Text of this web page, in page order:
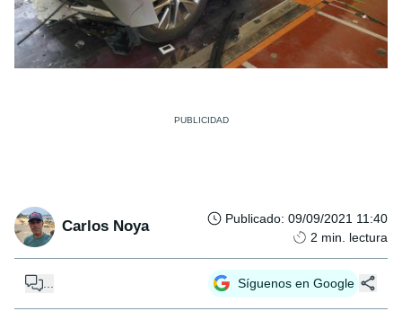
Carlos Noya Publicado: 09/09/2021 11:40
2 min. lectura
Síguenos en Google